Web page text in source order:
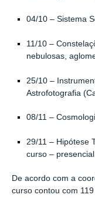
04/10 – Sistema
11/10 –
nebulosas,
25/10 –
Astrofotografia
08/11 –
29/11 – Hipótese
curso – presencial.
De acordo com a
curso contou com